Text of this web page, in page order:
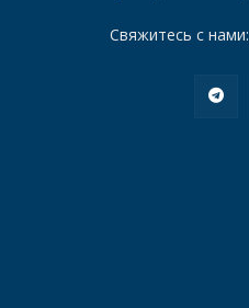
Свяжитесь с нами: